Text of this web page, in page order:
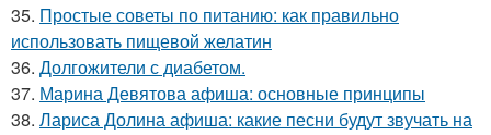
35. Простые советы по питанию: как правильно
использовать пищевой желатин
36. Долгожители с диабетом.
37. Марина Девятова афиша: основные принципы
38. Лариса Долина афиша: какие песни будут звучать на